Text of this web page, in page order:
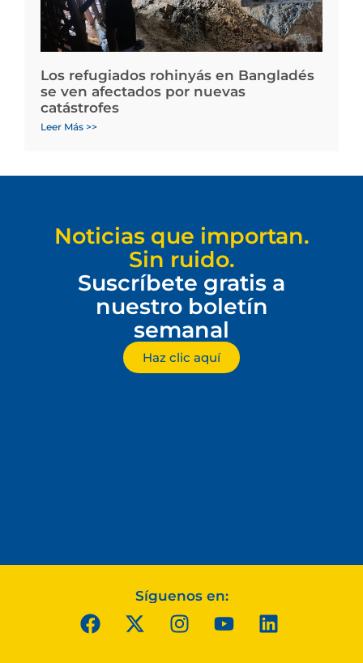
Los refugiados rohinyás en Bangladés
se ven afectados por nuevas
catástrofes
Leer Más >>
Noticias que importan.
Sin ruido.
Suscríbete gratis a
nuestro boletín
semanal
Haz clic aquí
Síguenos en: